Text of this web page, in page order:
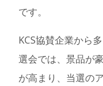
です。
KCS協賛企業から
選会では、景品が
が高まり、当選の